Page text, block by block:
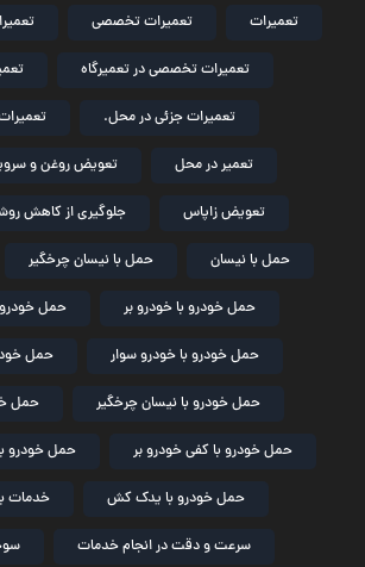
تعمیرات تعمیرات تخصصی
تعمیرات تخصصی در تعمیرگاه
تعمیرات جزئی در محل.
تعمیر در محل تعویض روغن و
تعویض زاپاس جلوگیری از کاهش
حمل با نیسان حمل با نیسان چرخگیر
حمل خودرو با خودرو بر حمل خودرو
حمل خودرو با خودرو سوار حمل
حمل خودرو با نیسان چرخگیر حمل
حمل خودرو با کفی خودرو بر حمل خودرو
حمل خودرو با یدک کش خدمات
سرعت و دقت در انجام خدمات